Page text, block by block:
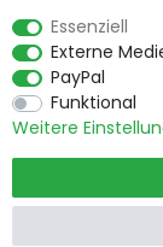
Essenziell
Externe
PayPal
Funktional
Weitere